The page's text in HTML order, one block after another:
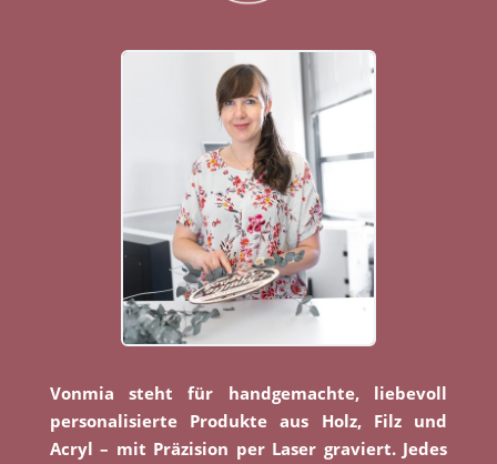
Vonmia steht für handgemachte, liebevoll
personalisierte Produkte aus Holz, Filz und
Acryl – mit Präzision per Laser graviert. Jedes